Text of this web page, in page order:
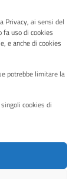
Privacy, ai sensi del
uso di cookies
e anche di cookies
potrebbe limitare la
cookies di